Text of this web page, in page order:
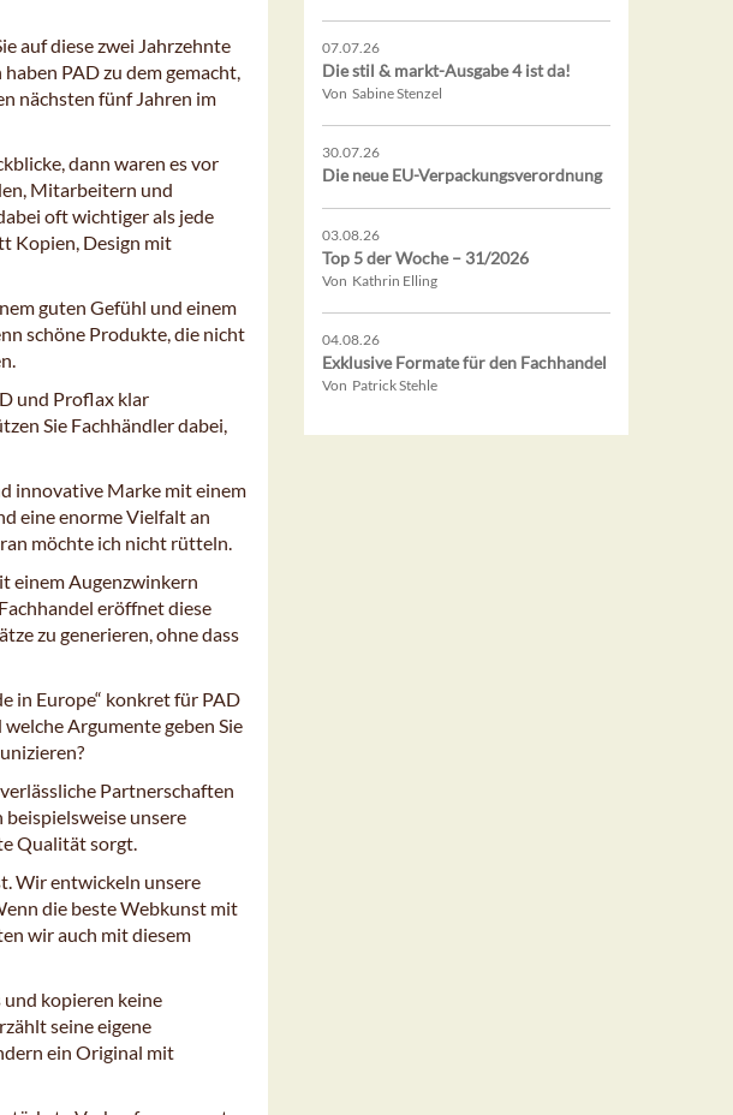
auf diese zwei Jahrzehnte
PAD zu dem gemacht,
nächsten fünf Jahren im
dann waren es vor
Mitarbeitern und
oft wichtiger als jede
Kopien, Design mit
guten Gefühl und einem
schöne Produkte, die nicht
und Proflax klar
Sie Fachhändler dabei,
innovative Marke mit einem
eine enorme Vielfalt an
möchte ich nicht rütteln.
einem Augenzwinkern
eröffnet diese
zu generieren, ohne dass
in Europe“ konkret für PAD
Argumente geben Sie
Partnerschaften
beispielsweise unsere
Qualität sorgt.
Wir entwickeln unsere
die beste Webkunst mit
wir auch mit diesem
kopieren keine
seine eigene
ein Original mit
07.07.26
Die stil & markt-Ausgabe 4 ist da!
Von Sabine Stenzel
30.07.26
Die neue EU-Verpackungsverordnung
03.08.26
Top 5 der Woche – 31/2026
Von Kathrin Elling
04.08.26
Exklusive Formate für den Fachhandel
Von Patrick Stehle